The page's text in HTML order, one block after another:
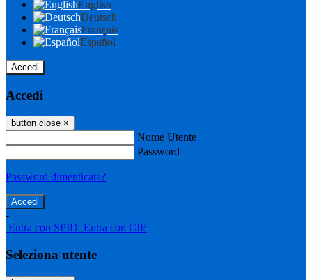
English
Deutsch
Français
Español
Accedi
Accedi
button close ×
Nome Utente
Password
Password dimenticata?
-
Entra con SPID Entra con CIE
Seleziona utente